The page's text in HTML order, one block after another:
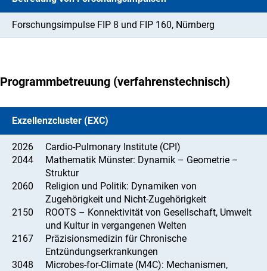
Forschungsimpulse FIP 8 und FIP 160, Nürnberg
Programmbetreuung (verfahrenstechnisch)
Exzellenzcluster (EXC)
2026
Cardio-Pulmonary Institute (CPI)
2044
Mathematik Münster: Dynamik – Geometrie –
Struktur
2060
Religion und Politik: Dynamiken von
Zugehörigkeit und Nicht-Zugehörigkeit
2150
ROOTS – Konnektivität von Gesellschaft, Umwelt
und Kultur in vergangenen Welten
2167
Präzisionsmedizin für Chronische
Entzündungserkrankungen
3048
Microbes-for-Climate (M4C): Mechanismen,